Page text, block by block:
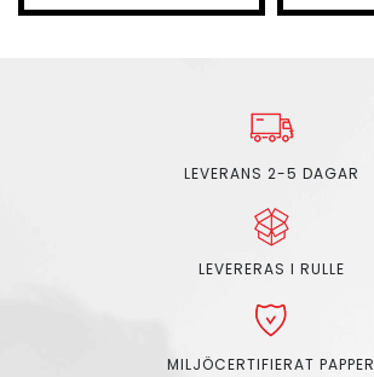
LEVERANS 2-5 DAGAR
LEVERERAS I RULLE
MILJÖCERTIFIERAT PAPPER